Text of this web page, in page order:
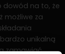
dowód na to, że
możliwe za
unikalną
zamawiać